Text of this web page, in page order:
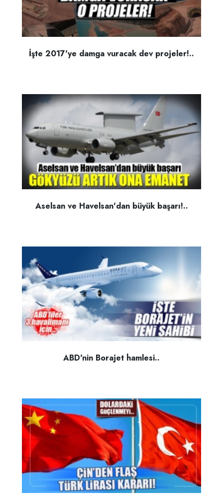
İşte 2017'ye damga vuracak dev projeler!..
Aselsan ve Havelsan'dan büyük başarı!..
ABD'nin Borajet hamlesi..